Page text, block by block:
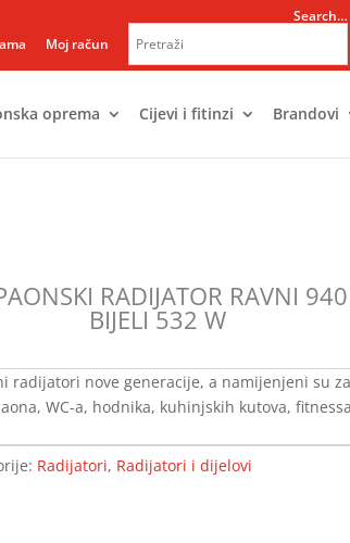
Moj račun
Search…
oprema Cijevi i fitinzi Brandovi
RADIJATOR RAVNI
BIJELI 532 W
radijatori nove generacije, a namijenjeni su za
WC-a, hodnika, kuhinjskih kutova,
Radijatori, Radijatori i dijelovi